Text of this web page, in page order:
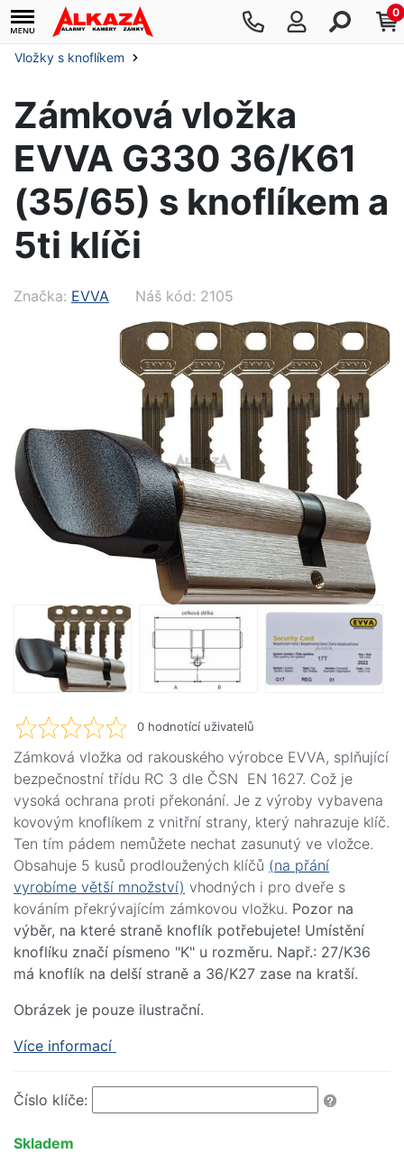
0
Vložky s knoflíkem
Zámková vložka
EVVA G330 36/K61
(35/65) s knoflíkem a
5ti klíči
Značka: EVVA Náš kód: 2105
0hodnotící uživatelů
Zámková vložka od rakouského výrobce EVVA, splňující
bezpečnostní třídu RC 3 dle ČSN EN 1627. Což je
vysoká ochrana proti překonání. Je z výroby vybavena
kovovým knoflíkem z vnitřní strany, který nahrazuje klíč.
Ten tím pádem nemůžete nechat zasunutý ve vložce.
Obsahuje 5 kusů prodloužených klíčů (na přání
vyrobíme větší množství) vhodných i pro dveře s
kováním překrývajícím zámkovou vložku. Pozor na
výběr, na které straně knoflík potřebujete! Umístění
knoflíku značí písmeno "K" u rozměru. Např.: 27/K36
má knoflík na delší straně a 36/K27 zase na kratší.
Obrázek je pouze ilustrační.
Více informací
Číslo klíče:
Skladem